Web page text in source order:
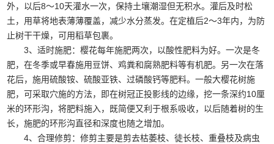
外，以后8～10天灌水一次，保持土壤潮湿但无积水。灌后及时松
土，用草将地表薄薄覆盖，减少水分蒸发。在定植后2～3年内，为防
止树干干燥，可用稻草包裹。
3、适时施肥：樱花每年施肥两次，以酸性肥料为好。一次是冬
肥，在冬季或早春施用豆饼、鸡粪和腐熟肥料等有机肥。另一次在落
花后，施用硫酸铵、硫酸亚铁、过磷酸钙等肥料。一般大樱花树施
肥，可采取穴施的方法，即在树冠正投影线的边缘，挖一条深约10厘
米的环形沟，将肥料施入，既简便又利于根系吸收，以后随着树的生
长，施肥的环形沟直径和深度也随之增加。
4、合理修剪：修剪主要是剪去枯萎枝、徒长枝、重叠枝及病虫